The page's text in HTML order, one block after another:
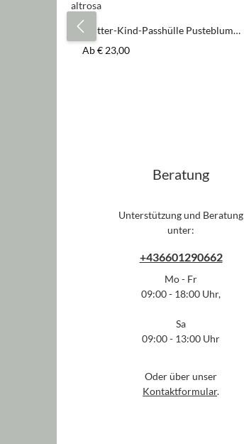
Mutter-Kind-Passhülle Pusteblume
altrosa
Regulärer Preis:
Ab€ 23,00
Beratung
Unterstützung und Beratung
unter:
+436601290662
Mo - Fr
09:00 - 18:00 Uhr,
Sa
09:00 - 13:00 Uhr
Oder über unser
Kontaktformular.